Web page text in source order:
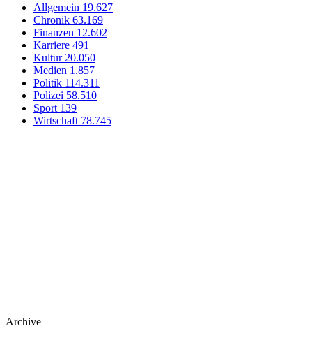
Allgemein 19.627
Chronik 63.169
Finanzen 12.602
Karriere 491
Kultur 20.050
Medien 1.857
Politik 114.311
Polizei 58.510
Sport 139
Wirtschaft 78.745
Archive